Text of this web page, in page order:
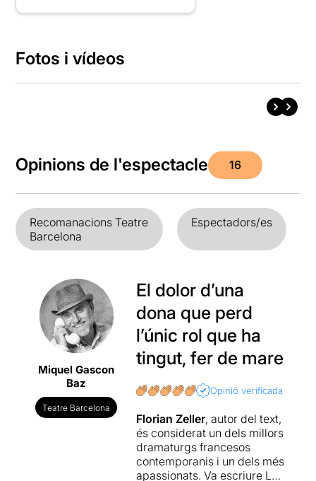
Fotos i vídeos
Opinions de l'espectacle 16
Recomanacions Teatre
Barcelona
Espectadors/es
Miquel Gascon
Baz
Teatre Barcelona
El dolor d’una
dona que perd
l’únic rol que ha
tingut, fer de mare
Opinió verificada
Florian Zeller, autor del text,
és considerat un dels millors
dramaturgs francesos
contemporanis i un dels més
apassionats. Va escriure La